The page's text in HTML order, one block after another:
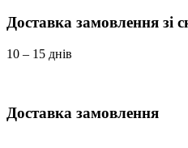
Доставка замовлення зі
10 – 15 днів
Доставка замовлення